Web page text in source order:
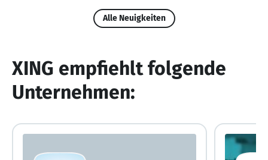
Alle Neuigkeiten
XING empfiehlt folgende
Unternehmen: